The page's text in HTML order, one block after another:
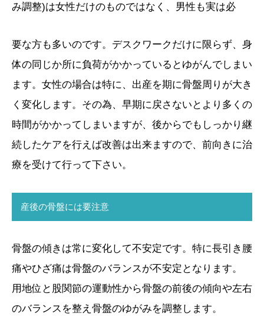
み調整)は女性だけのものではなく、男性も実は必
要な方も多いのです。デスクワークだけに限らず、身
体の同じか所に負荷がかかっているとゆがんでしまい
ます。女性の場合は特に、出産を期に骨盤周りが大き
く変化します。その為、早期に戻さないとより多くの
時間がかかってしまいますが、後からでもしっかり継
続したケアを行えば改善は出来ますので、前向きに治
療を受けて行って下さい。
産後の骨盤には要注意
骨盤の傾きは常に変化して不安定です。特に長引き腰
痛やひざ痛は骨盤のバランスが不安定となります。
用地位と股関節の運動性から骨盤の前後の傾向や左右
のバランスを整え骨盤のゆがみを調整します。